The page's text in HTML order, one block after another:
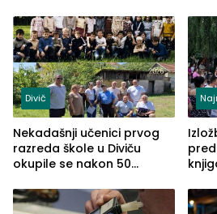
Divič
Nekadašnji učenici prvog
razreda škole u Diviču
okupile se nakon 50
Pašić im održao čas
(FOTO)